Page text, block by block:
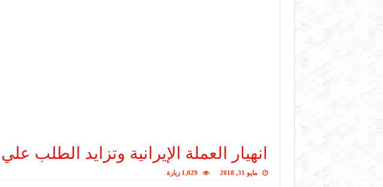
انهيار العملة الإيرانية وتزايد الطلب
مايو 31, 2018 1,029 زيارة